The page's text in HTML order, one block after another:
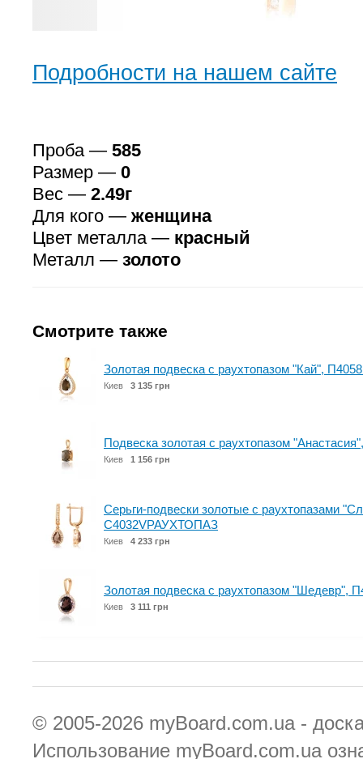
Подробности на нашем сайте
Проба — 585
Размер — 0
Вес — 2.49г
Для кого — женщина
Цвет металла — красный
Металл — золото
Смотрите также
Золотая подвеска с раухтопазом "Кай",
Киев 3 135 грн
Подвеска золотая с раухтопазом
Киев 1 156 грн
Серьги-подвески золотые с раухтопазами
С4032VРАУХТОПАЗ
Киев 4 233 грн
Золотая подвеска с раухтопазом "Шедевр",
Киев 3 111 грн
© 2005-2026 myBoard.com.ua -
Использование myBoard.com.ua